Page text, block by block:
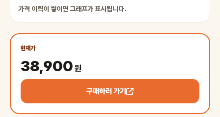
가격 이력이 쌓이면 그래프가 표시됩니다.
현재가
38,900원
구매하러 가기